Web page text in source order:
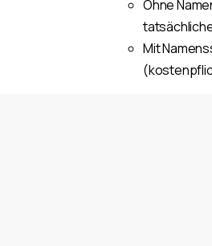
Ohne
Mit